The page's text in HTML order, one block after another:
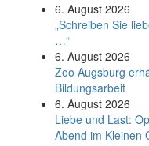
6. August 2026
„Schreiben Sie
…“
6. August 2026
Zoo Augsburg
Bildungsarbeit
6. August 2026
Liebe und Last:
Abend im Kleinen